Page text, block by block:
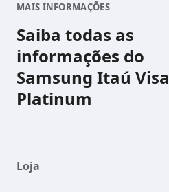
MAIS INFORMAÇÕES
Saiba todas as
informações do
Samsung Itaú Visa
Platinum
Loja